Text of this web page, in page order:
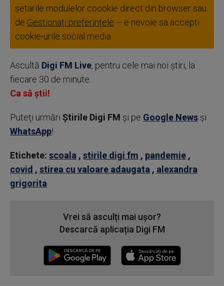
setarile modulelor coookie direct din browser sau
de Gestionați preferințele – e nevoie sa accepti
cookie-urile social media
Ascultă Digi FM Live, pentru cele mai noi știri, la
fiecare 30 de minute.
Ca să știi!
Puteţi urmări Știrile Digi FM şi pe Google News şi
WhatsApp!
Etichete: scoala , stirile digi fm , pandemie ,
covid , stirea cu valoare adaugata , alexandra
grigorita
Vrei să asculți mai ușor?
Descarcă aplicația Digi FM